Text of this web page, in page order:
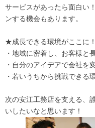
サービスがあったら面白い
ンする機会もあります。
★成長できる環境がここに！
・地域に密着し、お客様と
・自分のアイデアで会社を
・若いうちから挑戦できる
次の安江工務店を支える、
いしたいなと思います！